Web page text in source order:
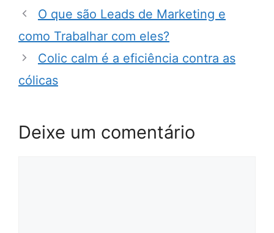
O que são Leads de Marketing e
como Trabalhar com eles?
Colic calm é a eficiência contra as
cólicas
Deixe um comentário